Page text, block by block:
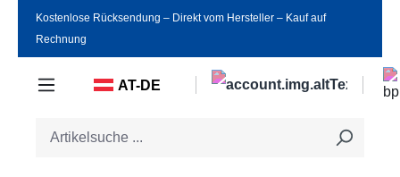
Zum Hauptinhalt springen
Kostenlose Rücksendung ‒ Direkt vom Hersteller ‒ Kauf auf
Rechnung
AT-DE